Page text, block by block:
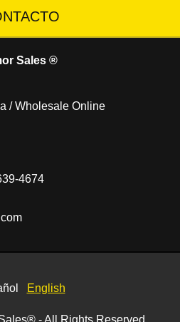
Sales ®
/ Wholesale Online
4674
om
English
- All Rights Reserved.